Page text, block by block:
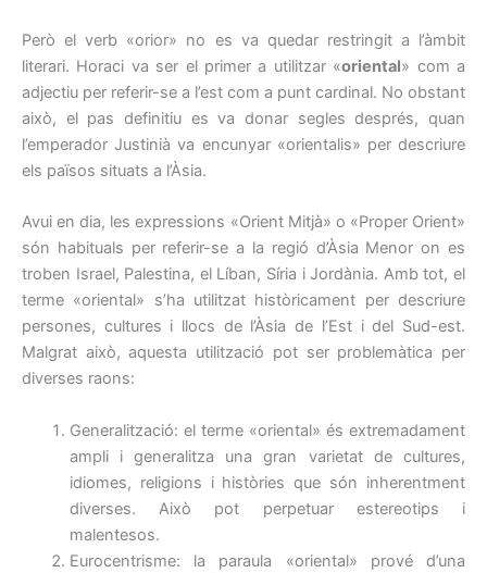
Però el verb «orior» no es va quedar restringit a l’àmbit
literari. Horaci va ser el primer a utilitzar «oriental» com a
adjectiu per referir-se a l’est com a punt cardinal. No obstant
això, el pas definitiu es va donar segles després, quan
l’emperador Justinià va encunyar «orientalis» per descriure
els països situats a l’Àsia.
Avui en dia, les expressions «Orient Mitjà» o «Proper Orient»
són habituals per referir-se a la regió d’Àsia Menor on es
troben Israel, Palestina, el Líban, Síria i Jordània. Amb tot, el
terme «oriental» s’ha utilitzat històricament per descriure
persones, cultures i llocs de l’Àsia de l’Est i del Sud-est.
Malgrat això, aquesta utilització pot ser problemàtica per
diverses raons:
Generalització: el terme «oriental» és extremadament
ampli i generalitza una gran varietat de cultures,
idiomes, religions i històries que són inherentment
diverses. Això pot perpetuar estereotips i
malentesos.
Eurocentrisme: la paraula «oriental» prové d’una